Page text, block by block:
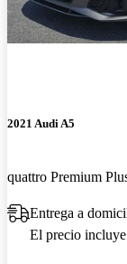
2021 Audi A5
quattro Premium
Entrega a
El precio